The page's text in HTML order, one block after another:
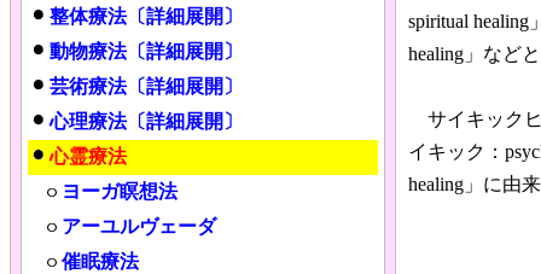
spiritual
healing」など
サイキック
イキック：
healing」に由
整体療法〔詳細展開〕
動物療法〔詳細展開〕
芸術療法〔詳細展開〕
心理療法〔詳細展開〕
心霊療法
ヨーガ瞑想法
アーユルヴェーダ
催眠療法